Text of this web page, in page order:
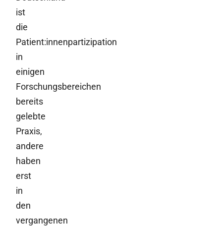
ist
die
Patient:innenpartizipation
in
einigen
Forschungsbereichen
bereits
gelebte
Praxis,
andere
haben
erst
in
den
vergangenen